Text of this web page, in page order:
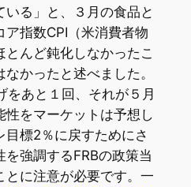
いる」と、３月の食品と
ア指数CPI（米消費者物
んど鈍化しなかったこ
かったと述べました。
あと１回、それが５月
性をマーケットは予想し
目標2％に戻すためにさ
を強調するFRBの政策当
とに注意が必要です。一